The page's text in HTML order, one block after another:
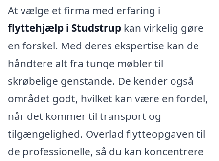
At vælge et firma med erfaring i
flyttehjælp i Studstrup kan virkelig gøre
en forskel. Med deres ekspertise kan de
håndtere alt fra tunge møbler til
skrøbelige genstande. De kender også
området godt, hvilket kan være en fordel,
når det kommer til transport og
tilgængelighed. Overlad flytteopgaven til
de professionelle, så du kan koncentrere